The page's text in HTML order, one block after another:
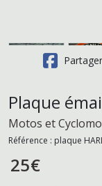
Partager
Plaque
Motos et
Référence : plaque
25€